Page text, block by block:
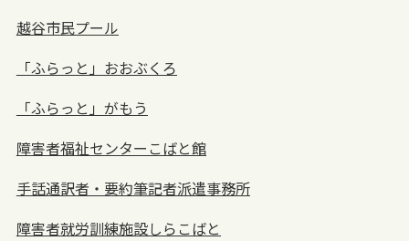
越谷市民プール
「ふらっと」おおぶくろ
「ふらっと」がもう
障害者福祉センターこばと館
手話通訳者・要約筆記者派遣事務所
障害者就労訓練施設しらこばと